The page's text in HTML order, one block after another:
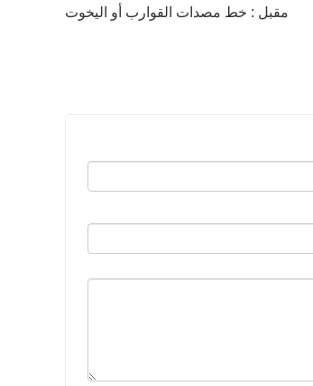
مقبل : خط مصدات القوارب أو اليخوت